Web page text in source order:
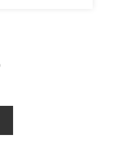
包括時、分、
月份、閏年、晝